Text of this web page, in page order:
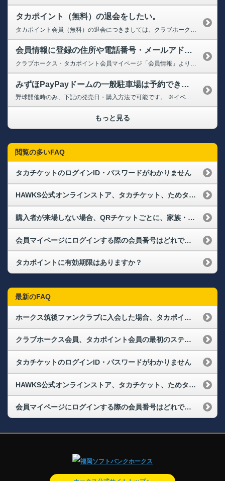
タカポイント（無料）の退会をしたい。
会員情報に登録の住所や電話番号・メールアドレスが変わりました。変更手続きはどうすればよいでしょうか？（メールアドレス変更）
クラブホークス・タカポイント会員マイページ「会員情報」より変更ができます。 ➡クラブホークス・タカポイント会員マイページ（会員情報） 【会員情報変更方法】 1.上記に会員番号とパスワードでログインし、「お客様情報を修正する」をクリック 2.「会員規約に同意する」にチェック 3.変更される項目に内容を入力し、「修正内容の確認に進む」をクリック 4.内容に相違がないか確認し、...
みずほPayPayドームの一般駐車場は予約できますか？また、タカポイントはつきますか？
野球開催時のみ、下記の発売日・購入方法で可能です。 ※イベントやコンサート時の予約は承っておりません。 【発売日】 試合開催月の2ヶ月前第4日曜日10:00～ ➡駐車場事前予約 ※駐車可能な車両サイズは、車高2.1m/車幅2.1m/車長5.1mまでの普通自家用車（別付けキャリア等含む）になりますので必ずご確認ください。 なお、タカポイントにつきましては、入庫の際にタカポイント補助...
もっと見る
閲覧の多いFAQ
タカチケットのログインID・パスワードがわかりません
HAWKS公式オンラインストア、タカチケット、ためタカ！アプリにログインできなくなりました。再度、会員登録が必要なのでしょうか？
購入者が来場しない場合、QRチケットごとに、家族・友人に譲ることはできますか？
会員マイページにログインする際の会員番号はどれですか？また、パスワードを忘れてしまった場合はどうすればよいですか？（ログインができない）
タカポイントに有効期限はありますか？
最新のFAQ
ホークス筑後ファンクラブに入会した場合、タカポイントはもらえますか？
クラブホークス会員、タカポイント会員の最初のステージはどこから始まりますか？
タカチケットのログインID・パスワードがわかりません
HAWKS公式オンラインストア、タカチケット、ためタカ！アプリにログインできなくなりました。再度、会員登録が必要なのでしょうか？
会員マイページにログインする際の会員番号はどれですか？また、パスワードを忘れてしまった場合はどうすればよいですか？（ログインができない）